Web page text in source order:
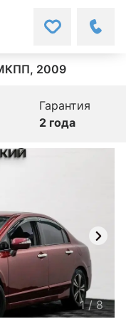
МКПП, 2009
Гарантия
2 года
1/8